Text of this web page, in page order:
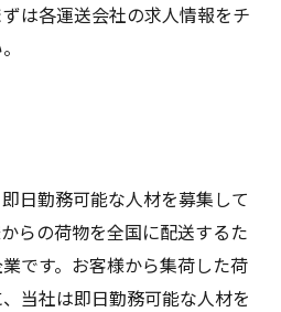
は各運送会社の求人情報をチ
日勤務可能な人材を募集して
らの荷物を全国に配送するた
です。お客様から集荷した荷
当社は即日勤務可能な人材を